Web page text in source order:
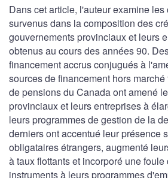
Dans cet article, l'auteur examine
survenus dans la composition des
gouvernements provinciaux et leurs
obtenus au cours des années 90.
financement accrus conjugués à
sources de financement hors
de pensions du Canada ont amené
provinciaux et leurs entreprises à
leurs programmes de gestion de la
derniers ont accentué leur présence
obligataires étrangers, augmenté
à taux flottants et incorporé une
instruments à leurs programmes